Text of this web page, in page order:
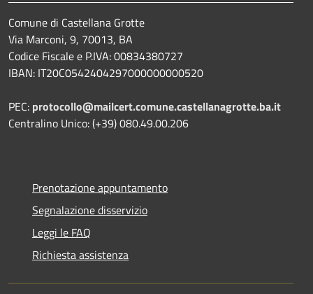
Comune di Castellana Grotte
Via Marconi, 9, 70013, BA
Codice Fiscale e P.IVA: 00834380727
IBAN: IT20C0542404297000000000520
PEC: protocollo@mailcert.comune.castellanagrotte.ba.it
Centralino Unico: (+39) 080.49.00.206
Prenotazione appuntamento
Segnalazione disservizio
Leggi le FAQ
Richiesta assistenza